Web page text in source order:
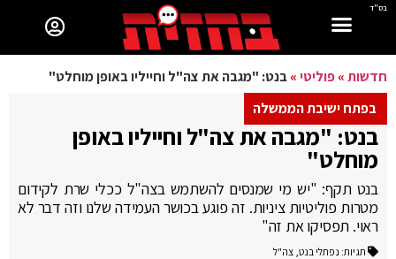
בס"ד
חדשות»פוליטי»בנט: "מגבה את צה"ל וחייליו באופן מוחלט"
בפתח ישיבת הממשלה
בנט: "מגבה את צה"ל וחייליו באופן
מוחלט"
בנט תקף: "יש מי שמנסים להשתמש בצה"ל ככלי שרת לקידום
מטרות פוליטיות ציניות. זה פוגע בכושר העמידה שלנו וזה דבר לא
ראוי. תפסיקו את זה"
תגיות: נפתלי בנט, צה"ל